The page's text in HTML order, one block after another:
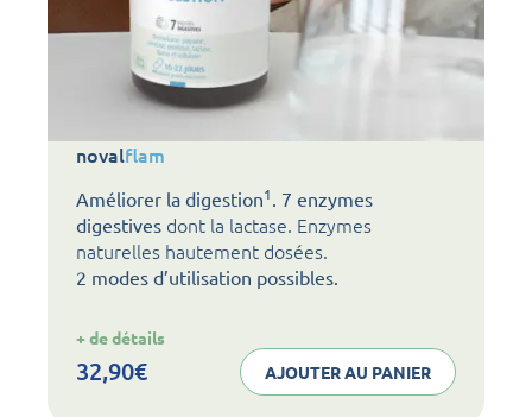
novalflam
Améliorer la digestion1
. 7 enzymes
digestives dont la lactase. Enzymes
naturelles hautement dosées.
2 modes d’utilisation possibles.
+ de détails
flam
32,90€ AJOUTER AU PANIER